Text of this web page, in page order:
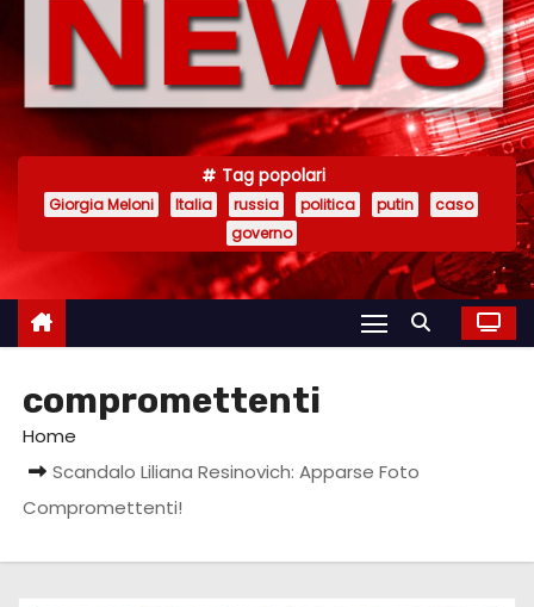
t
Tag popolari
Giorgia Meloni Italia russia politica putin
caso
governo
compromettenti
Home
Scandalo Liliana Resinovich: Apparse Foto
Compromettenti!